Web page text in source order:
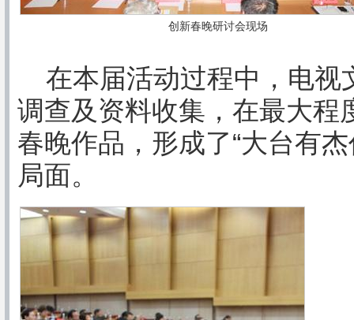
创新春晚研讨会现场
在本届活动过程中，电视
调查及资料收集，在最大程
春晚作品，形成了“大台有
局面。